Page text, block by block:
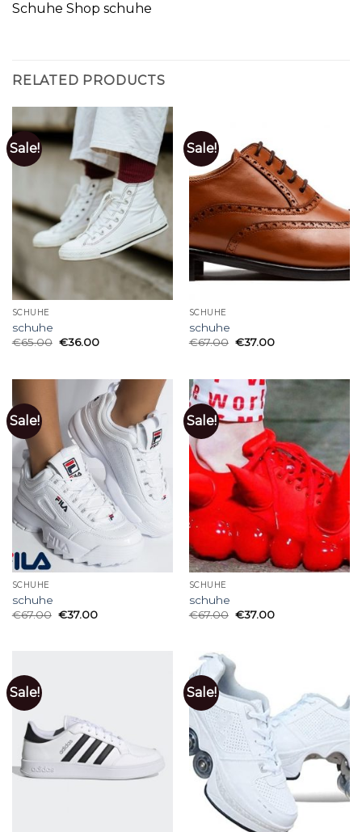
Schuhe Shop schuhe
RELATED PRODUCTS
Sale!
SCHUHE
schuhe
€65.00 €36.00
Sale!
SCHUHE
schuhe
€67.00 €37.00
Sale!
SCHUHE
schuhe
€67.00 €37.00
Sale!
SCHUHE
schuhe
€67.00 €37.00
Sale! Sale!